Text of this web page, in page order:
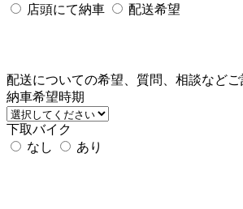
店頭にて納車
配送希望
配送についての希望、質問、相談など
納車希望時期
下取バイク
なし
あり